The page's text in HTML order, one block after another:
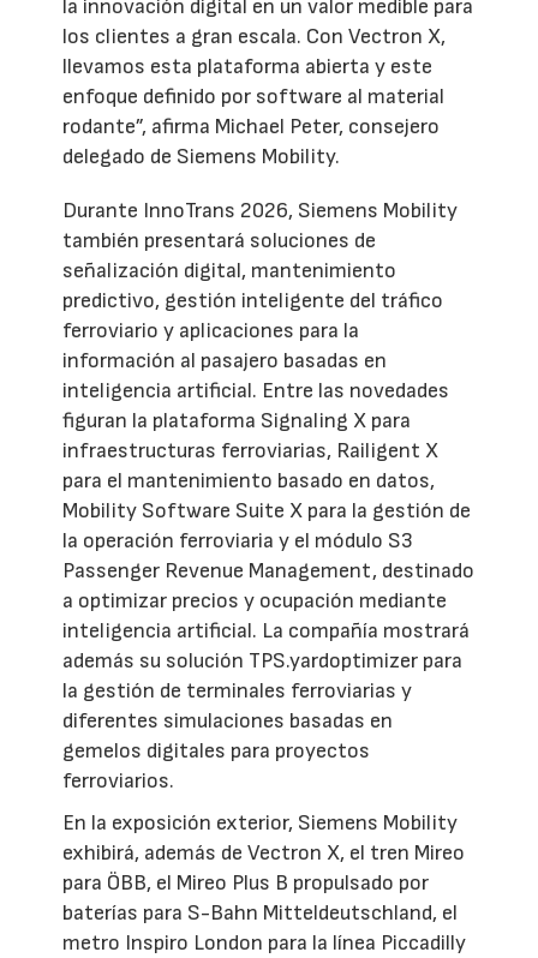
la innovación digital en un valor medible para
los clientes a gran escala. Con Vectron X,
llevamos esta plataforma abierta y este
enfoque definido por software al material
rodante”, afirma Michael Peter, consejero
delegado de Siemens Mobility.
Durante InnoTrans 2026, Siemens Mobility
también presentará soluciones de
señalización digital, mantenimiento
predictivo, gestión inteligente del tráfico
ferroviario y aplicaciones para la
información al pasajero basadas en
inteligencia artificial. Entre las novedades
figuran la plataforma Signaling X para
infraestructuras ferroviarias, Railigent X
para el mantenimiento basado en datos,
Mobility Software Suite X para la gestión de
la operación ferroviaria y el módulo S3
Passenger Revenue Management, destinado
a optimizar precios y ocupación mediante
inteligencia artificial. La compañía mostrará
además su solución TPS.yardoptimizer para
la gestión de terminales ferroviarias y
diferentes simulaciones basadas en
gemelos digitales para proyectos
ferroviarios.
En la exposición exterior, Siemens Mobility
exhibirá, además de Vectron X, el tren Mireo
para ÖBB, el Mireo Plus B propulsado por
baterías para S-Bahn Mitteldeutschland, el
metro Inspiro London para la línea Piccadilly